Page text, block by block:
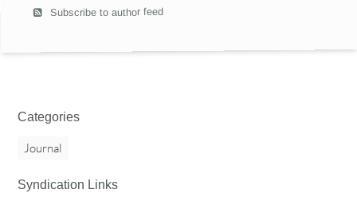
Subscribe to author feed
Categories
Journal
Syndication Links